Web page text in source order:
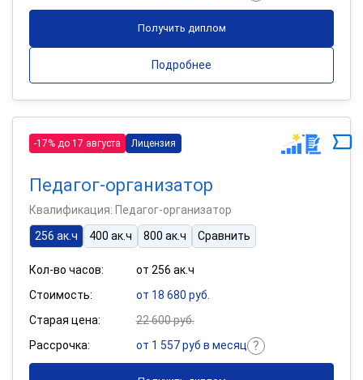
Получить диплом
Подробнее
-17% до 17 августа Лицензия
Педагог-организатор
Квалификация: Педагог-организатор
256 ак.ч
400 ак.ч 800 ак.ч Сравнить
Кол-во часов:
от 256 ак.ч
Стоимость:
от 18 680 руб.
Старая цена:
22 600 руб.
Рассрочка:
от 1 557 руб в месяц